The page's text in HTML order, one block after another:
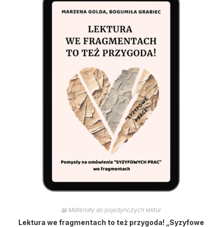
📖 Materiały do pojedynczych lektur
Lektura we fragmentach to też przygoda! „Syzyfowe